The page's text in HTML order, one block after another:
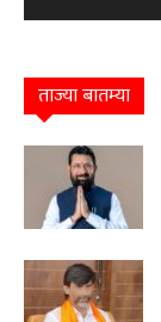
ताज्या बातम्या